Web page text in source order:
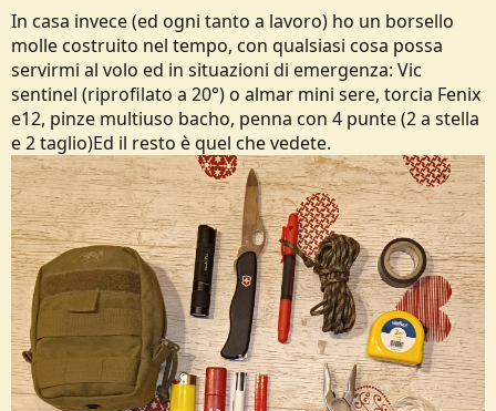
In casa invece (ed ogni tanto a lavoro) ho un borsello
molle costruito nel tempo, con qualsiasi cosa possa
servirmi al volo ed in situazioni di emergenza: Vic
sentinel (riprofilato a 20°) o almar mini sere, torcia Fenix
e12, pinze multiuso bacho, penna con 4 punte (2 a stella
e 2 taglio)Ed il resto è quel che vedete.